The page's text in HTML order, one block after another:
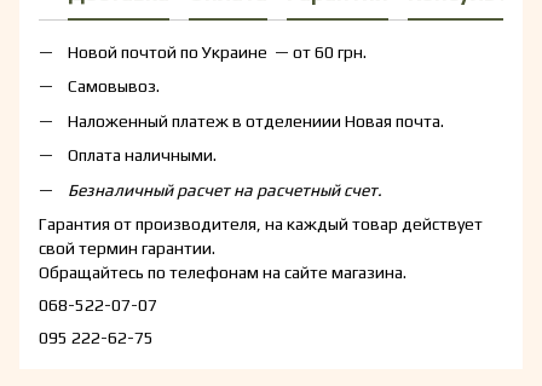
Новой почтой по Украине — от 60 грн.
Самовывоз.
Наложенный платеж в отделениии Новая почта.
Оплата наличными.
Безналичный расчет на расчетный счет.
Гарантия от производителя, на каждый товар действует
свой термин гарантии.
Обращайтесь по телефонам на сайте магазина.
068-522-07-07
095 222-62-75